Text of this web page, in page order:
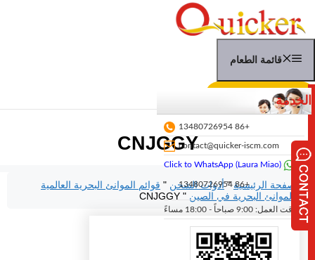
إلى
المحتوى
قائمة الطعام
عرض أسعار الشحن
CNJGGY
الصفحة الرئيسية"أدوات الشحن " قوائم الموانئ البحرية العالمية
"
الموانئ البحرية في الصين "
CNJGGY
الخدمة
+86 13480726954
contact@quicker-iscm.com
+86 13480726954
وقت العمل: 9:00 صباحاً - 18:00 مساءً